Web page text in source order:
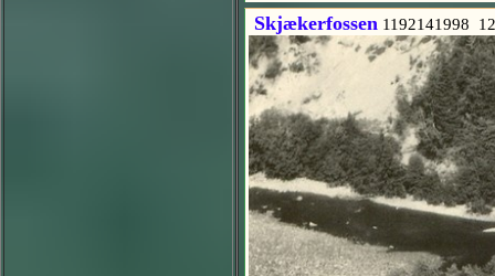
Skjækerfossen 1192141998 12